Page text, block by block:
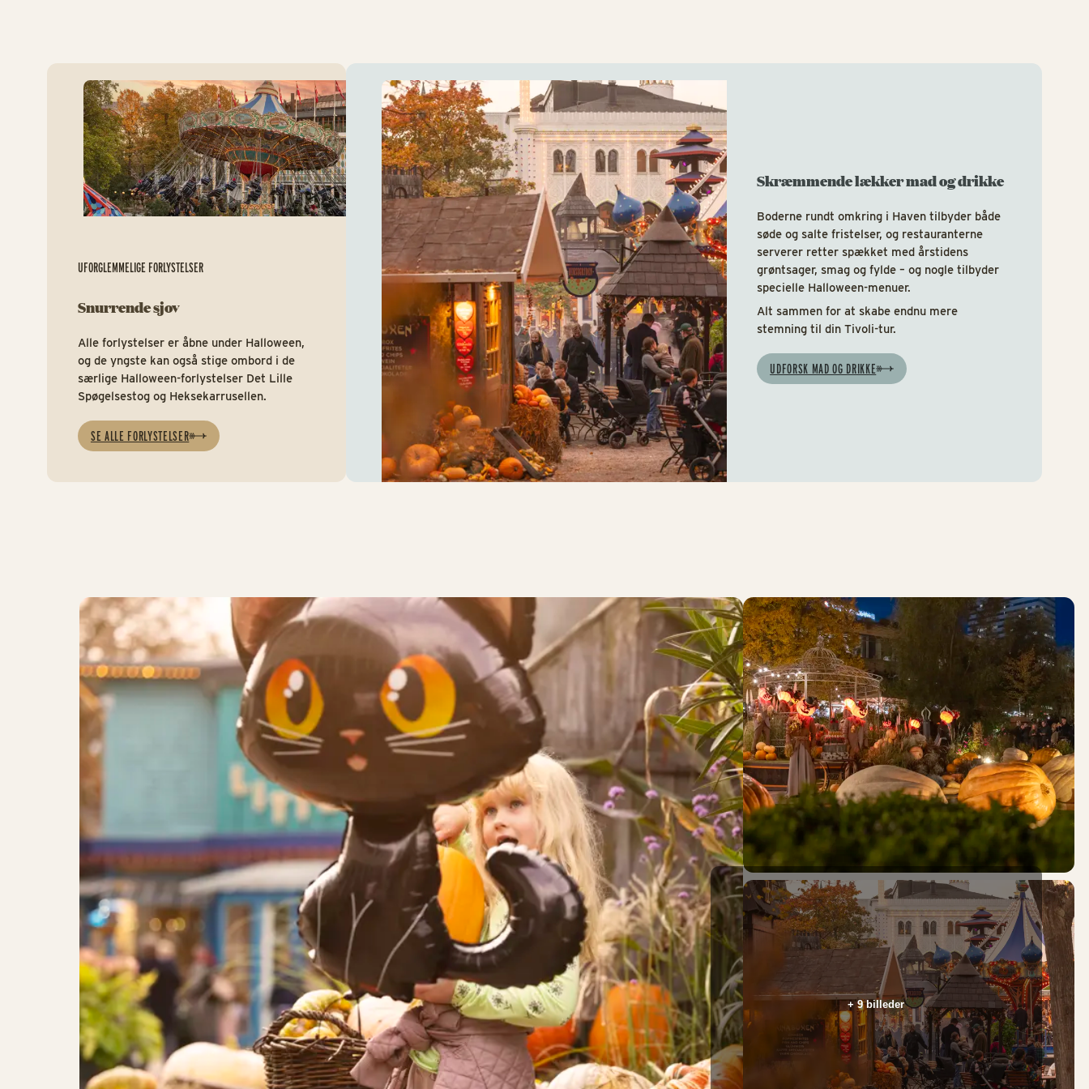
UFORGLEMMELIGE FORLYSTELSER
Snurrende sjov
Alle forlystelser er åbne under Halloween,
og de yngste kan også stige ombord i de
særlige Halloween-forlystelser Det Lille
Spøgelsestog og Heksekarrusellen.
SE ALLE FORLYSTELSER
Skræmmende lækker mad og drikke
Boderne rundt omkring i Haven tilbyder både
søde og salte fristelser, og restauranterne
serverer retter spækket med årstidens
grøntsager, smag og fylde – og nogle tilbyder
specielle Halloween-menuer.
Alt sammen for at skabe endnu mere
stemning til din Tivoli-tur.
UDFORSK MAD OG DRIKKE
+ 9 billeder